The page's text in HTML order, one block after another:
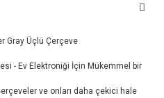
Gray Üçlü Çerçeve
- Ev Elektroniği İçin Mükemmel bir
ve onları daha çekici hale